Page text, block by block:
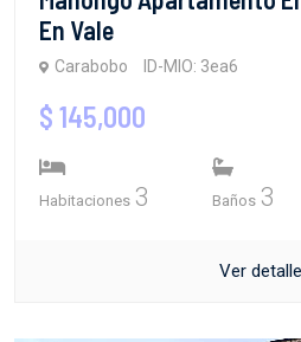
En Vale
Carabobo ID-MIO: 3ea6
$ 145,000
Habitaciones 3 Baños 3
Ver